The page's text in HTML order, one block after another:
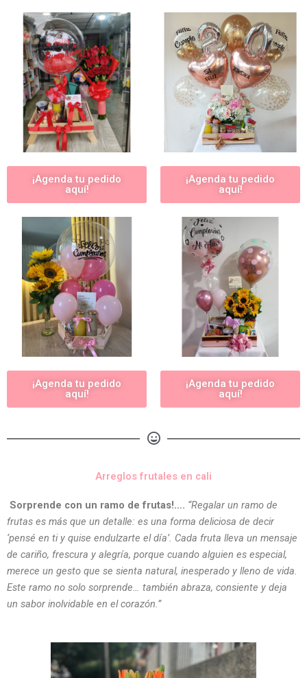
¡Agenda tu pedido
aquí!
¡Agenda tu pedido
aquí!
¡Agenda tu pedido
aquí!
¡Agenda tu pedido
aquí!
Arreglos frutales en cali
Sorprende con un ramo de frutas!…. “Regalar un ramo de
frutas es más que un detalle: es una forma deliciosa de decir
‘pensé en ti y quise endulzarte el día’. Cada fruta lleva un mensaje
de cariño, frescura y alegría, porque cuando alguien es especial,
merece un gesto que se sienta natural, inesperado y lleno de vida.
Este ramo no solo sorprende… también abraza, consiente y deja
un sabor inolvidable en el corazón.”